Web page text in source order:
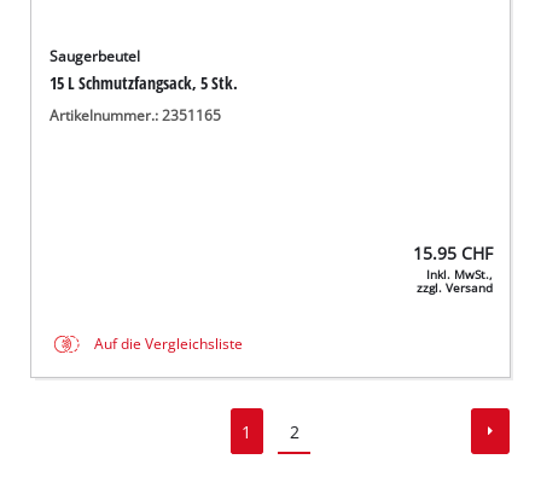
Saugerbeutel
15 L Schmutzfangsack, 5 Stk.
Artikelnummer.: 2351165
15.95 CHF
Inkl. MwSt.,
zzgl. Versand
Auf die Vergleichsliste
1 2